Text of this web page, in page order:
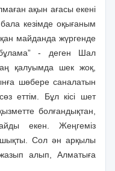
ақын ағасы екенi
кезiмде оқығаным
майданда жүргенде
- деген Шал
қалуымда шек жоқ,
шөбере саналатын
еттiм. Бұл кiсi шет
болғандықтан,
екен. Жеңгемiз
шықты. Сол ән арқылы
алып, Алматыға